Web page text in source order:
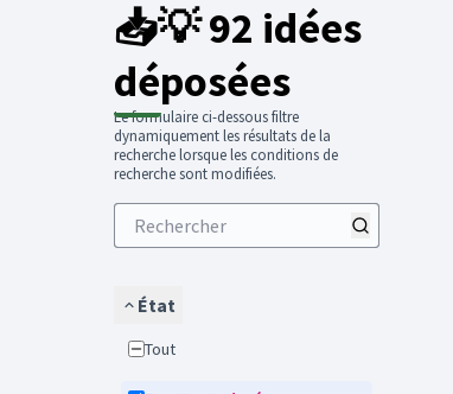
📥💡 92 idées
déposées
Le formulaire ci-dessous filtre
dynamiquement les résultats de la
recherche lorsque les conditions de
recherche sont modifiées.
État
Tout